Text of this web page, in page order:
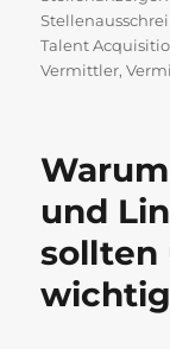
Talent
Vermittler,
und
sollten